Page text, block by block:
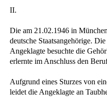
II.
Die am 21.02.1946 in
deutsche Staatsangehörige.
Angeklagte besuchte die
erlernte im Anschluss den
Aufgrund eines Sturzes von
leidet die Angeklagte an